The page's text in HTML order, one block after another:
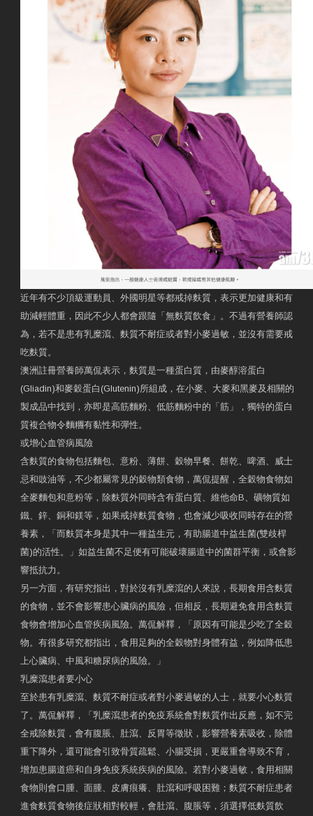
近年有不少頂級運動員、外國明星等都戒掉麩質，表示更加健康和有
助減輕體重，因此不少人都會跟隨「無麩質飲食」。不過有營養師認
為，若不是患有乳糜瀉、麩質不耐症或者對小麥過敏，並沒有需要戒
吃麩質。
澳洲註冊營養師萬侃表示，麩質是一種蛋白質，由麥醇溶蛋白
(Gliadin)和麥穀蛋白(Glutenin)所組成，在小麥、大麥和黑麥及相關的
製成品中找到，亦即是高筋麵粉、低筋麵粉中的「筋」，獨特的蛋白
質複合物令麵糰有黏性和彈性。
或增心血管病風險
含麩質的食物包括麵包、意粉、薄餅、穀物早餐、餅乾、啤酒、威士
忌和豉油等，不少都屬常見的穀物類食物，萬侃提醒，全穀物食物如
全麥麵包和意粉等，除麩質外同時含有蛋白質、維他命B、礦物質如
鐵、鋅、銅和鎂等，如果戒掉麩質食物，也會減少吸收同時存在的營
養素，「而麩質本身是其中一種益生元，有助腸道中益生菌(雙歧桿
菌)的活性。」如益生菌不足便有可能破壞腸道中的菌群平衡，或會影
響抵抗力。
另一方面，有研究指出，對於沒有乳糜瀉的人來說，長期食用含麩質
的食物，並不會影響患心臟病的風險，但相反，長期避免食用含麩質
食物會增加心血管疾病風險。萬侃解釋，「原因有可能是少吃了全穀
物。有很多研究都指出，食用足夠的全穀物對身體有益，例如降低患
上心臟病、中風和糖尿病的風險。」
乳糜瀉患者要小心
至於患有乳糜瀉、麩質不耐症或者對小麥過敏的人士，就要小心麩質
了。萬侃解釋，「乳糜瀉患者的免疫系統會對麩質作出反應，如不完
全戒除麩質，會有腹脹、肚瀉、反胃等徵狀，影響營養素吸收，除體
重下降外，還可能會引致骨質疏鬆、小腸受損，更嚴重會導致不育，
增加患腸道癌和自身免疫系統疾病的風險。若對小麥過敏，食用相關
食物則會口腫、面腫、皮膚痕癢、肚瀉和呼吸困難；麩質不耐症患者
進食麩質食物後症狀相對較輕，會肚瀉、腹脹等，須選擇低麩質飲